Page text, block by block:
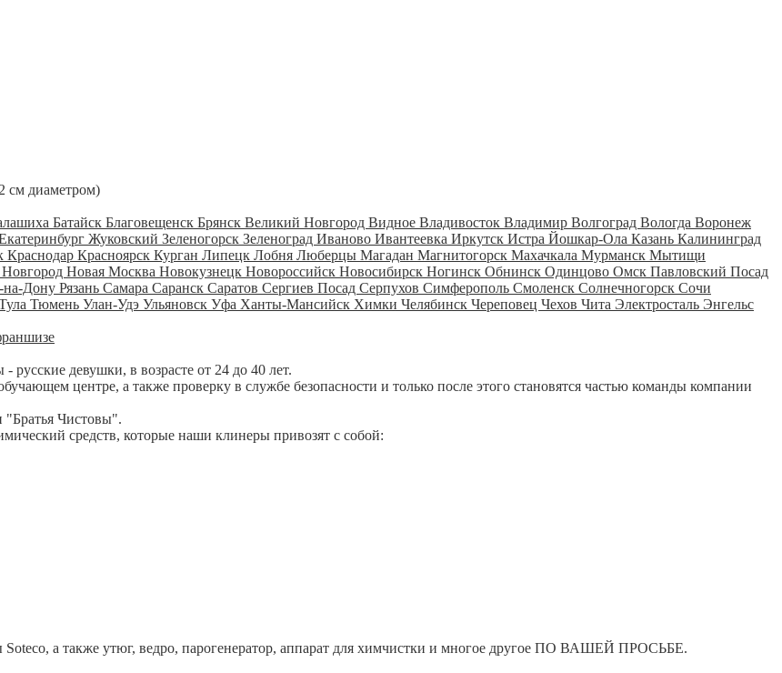
см диаметром)
Батайск Благовещенск Брянск Великий Новгород Видное Владивосток Владимир Волгоград Вологда Воронеж
Жуковский Зеленогорск Зеленоград Иваново Ивантеевка Иркутск Истра Йошкар-Ола Казань Калининград
Краснодар Красноярск Курган Липецк Лобня Люберцы Магадан Магнитогорск Махачкала Мурманск Мытищи
Новая Москва Новокузнецк Новороссийск Новосибирск Ногинск Обнинск Одинцово Омск Павловский Посад
на-Дону Рязань Самара Саранск Саратов Сергиев Посад Серпухов Симферополь Смоленск Солнечногорск Сочи
Тюмень Улан-Удэ Ульяновск Уфа Ханты-Мансийск Химки Челябинск Череповец Чехов Чита Электросталь Энгельс
девушки, в возрасте от 24 до 40 лет.
центре, а также проверку в службе безопасности и только после этого становятся частью команды компании
"Братья Чистовы".
средств, которые наши клинеры привозят с собой:
а также утюг, ведро, парогенератор, аппарат для химчистки и многое другое ПО ВАШЕЙ ПРОСЬБЕ.